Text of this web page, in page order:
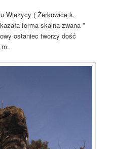
Wieżycy ( Żerkowice k.
forma skalna zwana ”
ostaniec tworzy dość